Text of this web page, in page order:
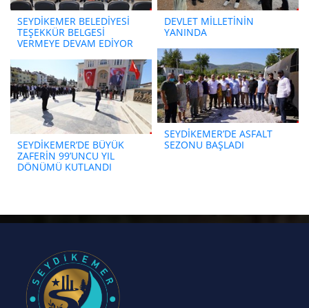
SEYDİKEMER BELEDİYESİ
TEŞEKKÜR BELGESİ
VERMEYE DEVAM EDİYOR
DEVLET MİLLETİNİN
YANINDA
SEYDİKEMER’DE ASFALT
SEZONU BAŞLADI
SEYDİKEMER’DE BÜYÜK
ZAFERİN 99’UNCU YIL
DÖNÜMÜ KUTLANDI